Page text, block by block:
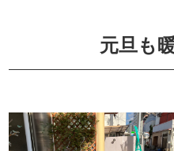
元旦も